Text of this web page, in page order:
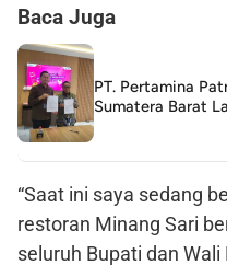
Baca Juga
PT. Pertamina
Sumatera Barat
“Saat ini saya sedang
restoran Minang Sari
seluruh Bupati dan